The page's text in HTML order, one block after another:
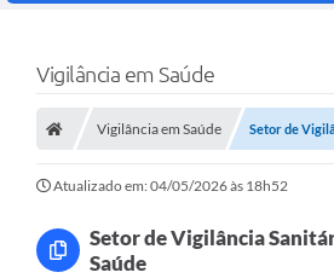
Vigilância em Saúde
Vigilância em Saúde Setor de
Atualizado em: 04/05/2026 às 18h52
Setor de Vigilância
Saúde